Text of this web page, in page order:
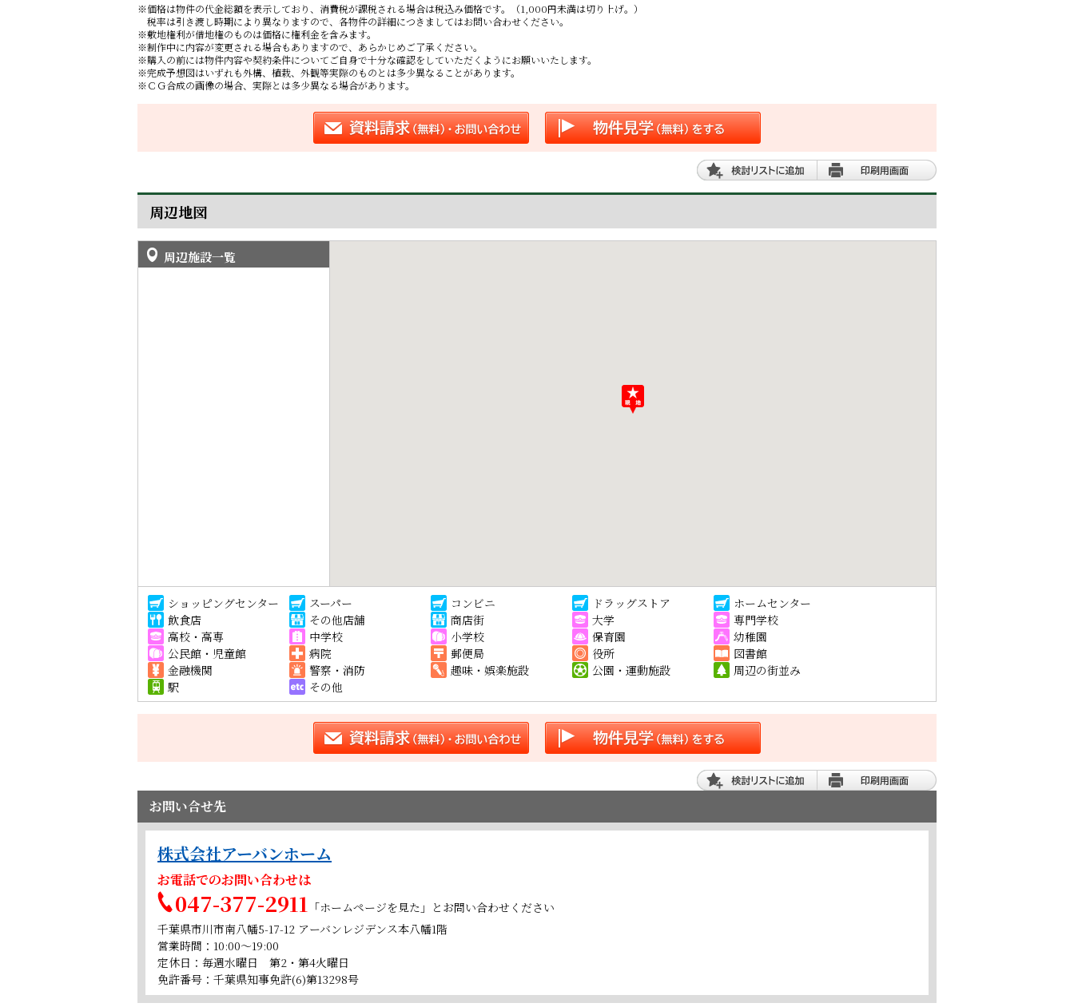
※価格は物件の代金総額を表示しており、消費税が課税される場合は税込み価格です。（1,000円未満は切り上げ。）
税率は引き渡し時期により異なりますので、各物件の詳細につきましてはお問い合わせください。
※敷地権利が借地権のものは価格に権利金を含みます。
※制作中に内容が変更される場合もありますので、あらかじめご了承ください。
※購入の前には物件内容や契約条件についてご自身で十分な確認をしていただくようにお願いいたします。
※完成予想図はいずれも外構、植栽、外観等実際のものとは多少異なることがあります。
※ＣＧ合成の画像の場合、実際とは多少異なる場合があります。
周辺地図
周辺施設一覧
ショッピングセンター スーパー コンビニ ドラッグストア
ホームセンター
飲食店
その他店舗 商店街 大学
専門学校
高校・高専
中学校 小学校 保育園
幼稚園
公民館・児童館
病院 郵便局 役所
図書館
金融機関
警察・消防 趣味・娯楽施設 公園・運動施設
周辺の街並み
駅
その他
お問い合せ先
株式会社アーバンホーム
お電話でのお問い合わせは
047-377-2911
「ホームページを見た」とお問い合わせください
千葉県市川市南八幡5-17-12 アーバンレジデンス本八幡1階
営業時間：10:00～19:00
定休日：毎週水曜日 第2・第4火曜日
免許番号：千葉県知事免許(6)第13298号